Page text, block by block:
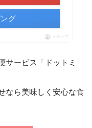
グ
ポチップ
サービス「ドットミ
なら美味しく安心な食